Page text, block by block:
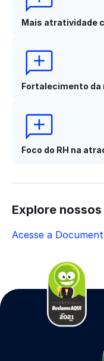
Mais atratividade
Fortalecimento da
Foco do RH na
Explore
Acesse a